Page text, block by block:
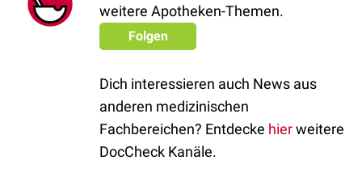
weitere Apotheken-Themen.
Folgen
Dich interessieren auch News aus
anderen medizinischen
Fachbereichen? Entdecke hierweitere
DocCheck Kanäle.